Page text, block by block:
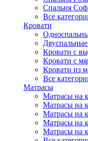
Спальня
Все
Кровати
Кровати с
Кровати с
Кровати из
Все
Матрасы
Матрасы на
Матрасы на
Матрасы на
Матрасы на
Матрасы на